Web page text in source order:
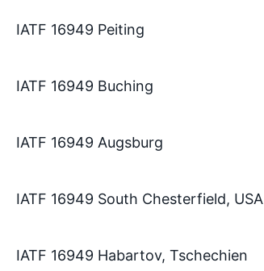
IATF 16949 Peiting
IATF 16949 Buching
IATF 16949 Augsburg
IATF 16949 South Chesterfield, USA
IATF 16949 Habartov, Tschechien